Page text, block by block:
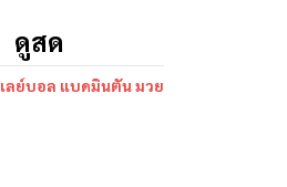
ดูสด
ลย์บอล แบดมินตัน มวย